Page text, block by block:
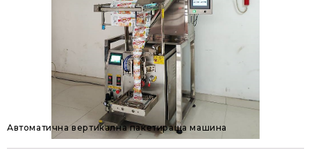
Автоматична вертикална пакетираща машина